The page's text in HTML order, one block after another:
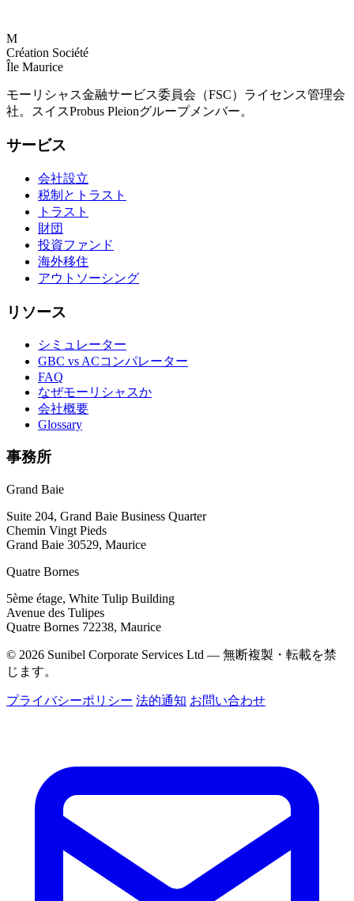
M
Création Société
Île Maurice
モーリシャス金融サービス委員会（FSC）ライセンス管理会
社。スイスProbus Pleionグループメンバー。
サービス
会社設立
税制とトラスト
トラスト
財団
投資ファンド
海外移住
アウトソーシング
リソース
シミュレーター
GBC vs ACコンパレーター
FAQ
なぜモーリシャスか
会社概要
Glossary
事務所
Grand Baie
Suite 204, Grand Baie Business Quarter
Chemin Vingt Pieds
Grand Baie 30529, Maurice
Quatre Bornes
5ème étage, White Tulip Building
Avenue des Tulipes
Quatre Bornes 72238, Maurice
© 2026 Sunibel Corporate Services Ltd — 無断複製・転載を禁
じます。
プライバシーポリシー 法的通知 お問い合わせ